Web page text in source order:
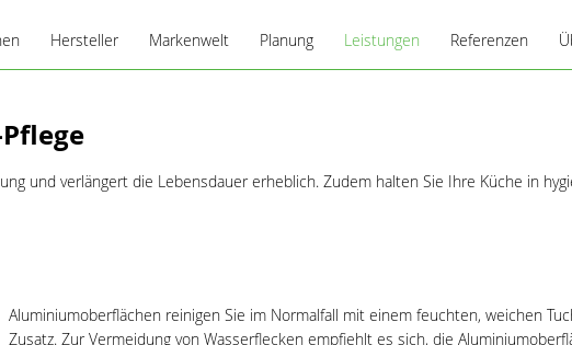
Hersteller
Berbel
BORA
OSTA
Markenwelt Planung Leistungen Referenzen
und verlängert die Lebensdauer erheblich. Zudem halten Sie Ihre Küche in
Aluminiumoberflächen reinigen Sie im Normalfall mit einem feuchten, weichen
Zusatz. Zur Vermeidung von Wasserflecken empfiehlt es sich, die